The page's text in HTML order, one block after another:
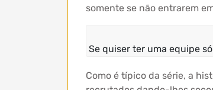
somente se não entrarem
Se quiser ter uma equipe
Como é típico da série, a